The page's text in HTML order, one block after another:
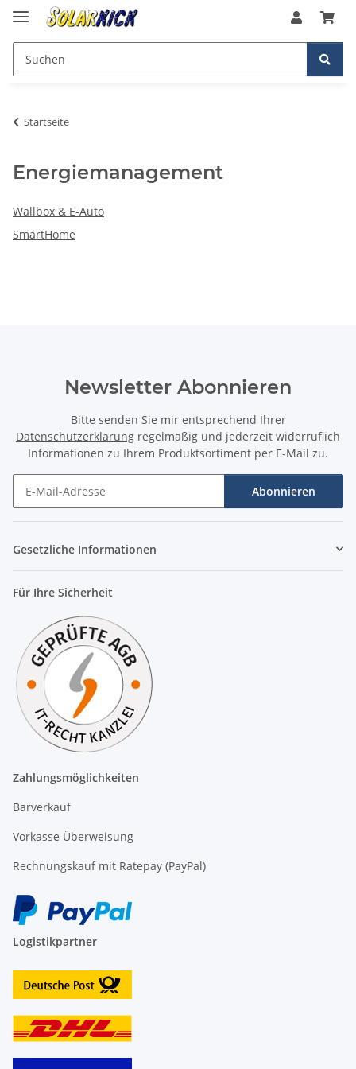
Startseite
Energiemanagement
Wallbox & E-Auto
SmartHome
Newsletter Abonnieren
Bitte senden Sie mir entsprechend Ihrer
Datenschutzerklärung regelmäßig und jederzeit widerruflich
Informationen zu Ihrem Produktsortiment per E-Mail zu.
Abonnieren
Gesetzliche Informationen
Für Ihre Sicherheit
Zahlungsmöglichkeiten
Barverkauf
Vorkasse Überweisung
Rechnungskauf mit Ratepay (PayPal)
Logistikpartner